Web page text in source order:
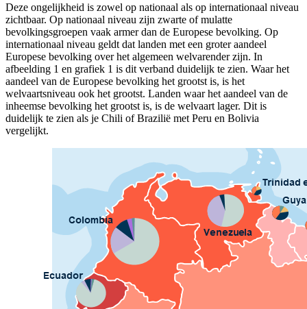
Deze ongelijkheid is zowel op nationaal als op internationaal niveau
zichtbaar. Op nationaal niveau zijn zwarte of mulatte
bevolkingsgroepen vaak armer dan de Europese bevolking. Op
internationaal niveau geldt dat landen met een groter aandeel
Europese bevolking over het algemeen welvarender zijn. In
afbeelding 1 en grafiek 1 is dit verband duidelijk te zien. Waar het
aandeel van de Europese bevolking het grootst is, is het
welvaartsniveau ook het grootst. Landen waar het aandeel van de
inheemse bevolking het grootst is, is de welvaart lager. Dit is
duidelijk te zien als je Chili of Brazilië met Peru en Bolivia
vergelijkt.